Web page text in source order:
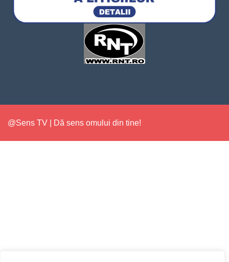
@Sens TV | Dă sens omului din tine!